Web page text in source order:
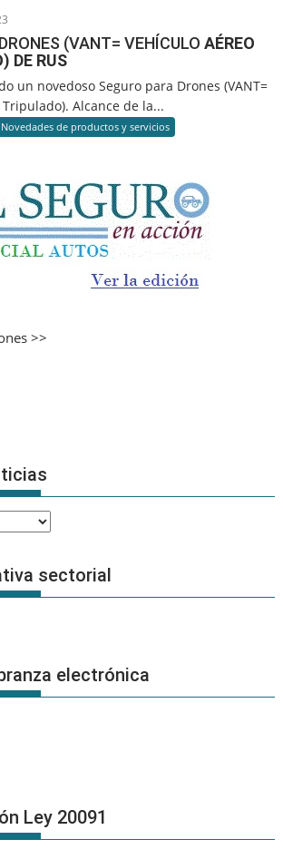
(VANT= VEHÍCULOAÉREO
DE RUS
un novedoso Seguro para Drones (VANT=
Alcance de la...
Novedades de productos y servicios
>>
sectorial
electrónica
Ley 20091